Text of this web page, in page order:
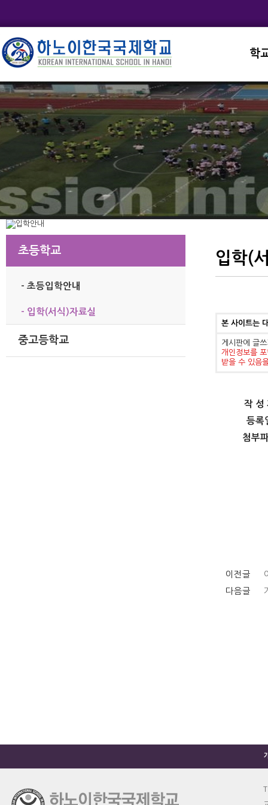
학
교
학
학
학
학
초등학교
- 초등입학안내
- 입학(서식)자료실
중고등학교
입학(
본 사이트는
게시판에 글
개인정보를
받을 수 있음
작 성
등록
첨부
이전글
다음글